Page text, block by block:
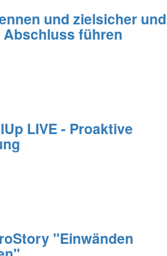
und zielsicher und
führen
LIVE - Proaktive
"Einwänden